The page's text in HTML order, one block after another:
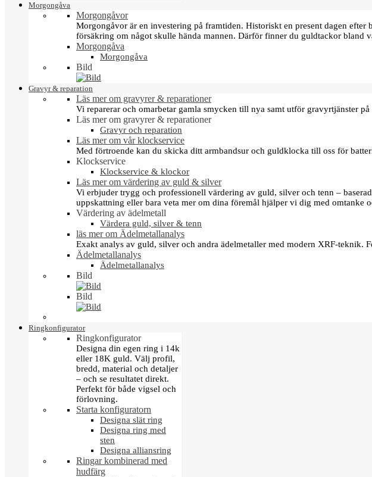
Morgongåva
Morgongåvor
Morgongåvor är en investering på framtiden. Historiskt en present dagen
försäkring om något skulle hända mannen. Därför finner du guldtackor bland
Morgongåva
Morgongåva
Bild
Gravyr & reparation
Läs mer om gravyrer & reparationer
Vi reparerar och omarbetar gamla smycken till nya samt utför gravyrtjänster på
Läs mer om gravyrer & reparationer
Gravyr och reparation
Läs mer om vår klockservice
Med förtroende kan du skicka ditt armbandsur och guldklocka till oss för
Klockservice
Klockservice & klockor
Läs mer om värdering av guld & silver
Vi erbjuder trygg och professionell värdering av guld, silver och tenn –
uppskattning eller bara veta mer om dina föremål hjälper vi dig med omtanke
Värdering av ädelmetall
Värdera guld, silver & tenn
läs mer om Ädelmetallanalys
Exakt analys av guld, silver och andra ädelmetaller med modern XRF‑teknik.
Ädelmetallanalys
Ädelmetallanalys
Bild
Bild
Ringkonfigurator
Ringkonfigurator
Designa din egen ring i 14k
eller 18K guld. Välj profil,
bredd, material och detaljer
– och se resultatet direkt.
Perfekt för både vigsel och
förlovning.
Starta konfiguratorn
Designa slät ring
Designa ring med
sten
Designa alliansring
Ringar kombinerad med
hudfärg